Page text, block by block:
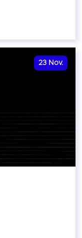
23 Nov.